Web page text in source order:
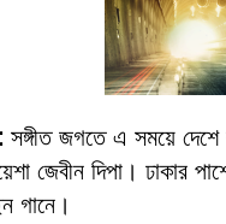
সঙ্গীত জগতে এ সময়ে দেশে
জেবীন দিপা। ঢাকার
গানে।